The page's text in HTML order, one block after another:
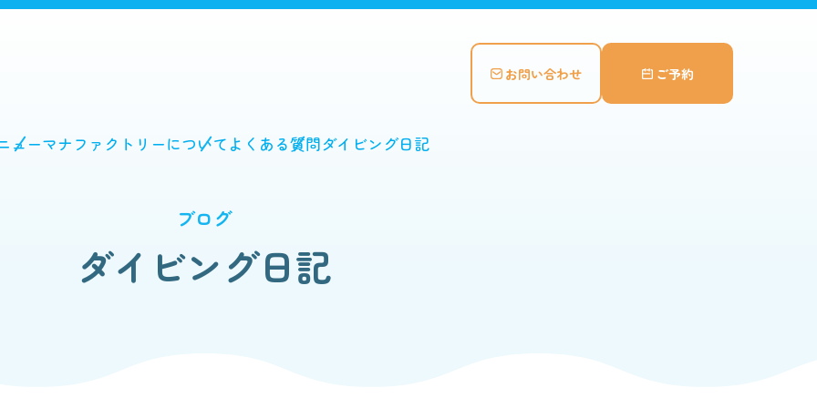
お問い合わせ ご予約
ューマナファクトリーについて よくある質問ダイビング日記
ブログ
ダイビング日記